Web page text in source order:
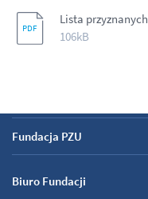
Lista
106kB
Fundacja PZU
Biuro Fundacji